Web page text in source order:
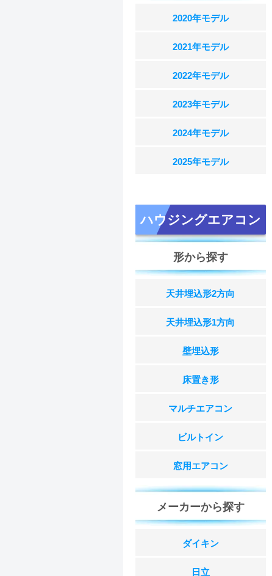
2020年モデル
2021年モデル
2022年モデル
2023年モデル
2024年モデル
2025年モデル
ハウジングエアコン
形から探す
天井埋込形2方向
天井埋込形1方向
壁埋込形
床置き形
マルチエアコン
ビルトイン
窓用エアコン
メーカーから探す
ダイキン
日立